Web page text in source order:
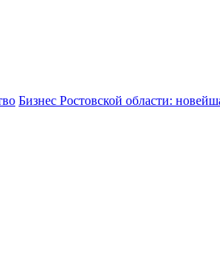
Бизнес Ростовской области: